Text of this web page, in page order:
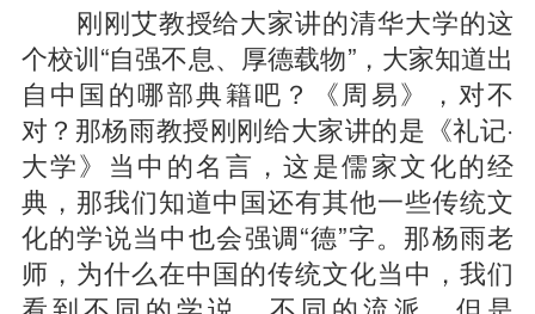
刚刚艾教授给大家讲的清华大学的这
个校训“自强不息、厚德载物”，大家知道出
自中国的哪部典籍吧？《周易》，对不
对？那杨雨教授刚刚给大家讲的是《礼记·
大学》当中的名言，这是儒家文化的经
典，那我们知道中国还有其他一些传统文
化的学说当中也会强调“德”字。那杨雨老
师，为什么在中国的传统文化当中，我们